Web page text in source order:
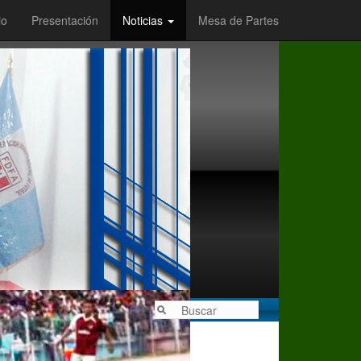
Presentación Noticias Mesa de Partes